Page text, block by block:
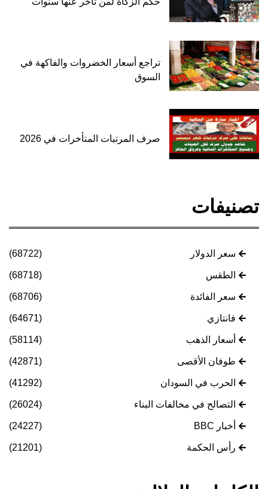
تراجع أسعار الخضروات والفاكهة في
السوق
صرف المرتبات المتأخرات في 2026
تصنيفات
سعر الدولار (68722)
الطقس (68718)
سعر الفائدة (68706)
فانتازي (64671)
أسعار الذهب (58114)
طوفان الأقصى (42871)
الحرب في السودان (41292)
التصالح في مخالفات البناء (26024)
أخبار BBC (24227)
رأس الحكمة (21201)